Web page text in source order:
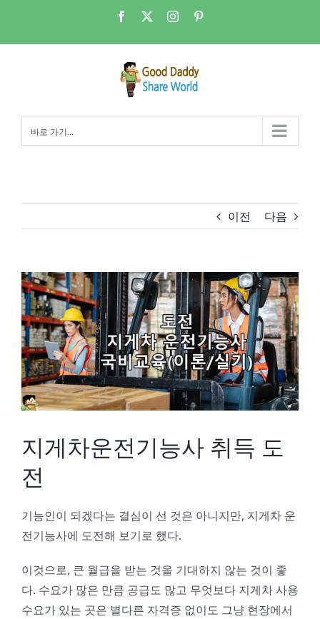
츠
Facebook Instagram
바로 가기...
이전 다음
View
Larger
Image
지게차운전기능사 취득 도
전
기능인이 되겠다는 결심이 선 것은 아니지만, 지게차 운
전기능사에 도전해 보기로 했다.
이것으로, 큰 월급을 받는 것을 기대하지 않는 것이 좋
다. 수요가 많은 만큼 공급도 많고 무엇보다 지게차 사용
수요가 있는 곳은 별다른 자격증 없이도 그냥 현장에서